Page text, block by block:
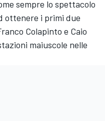
sempre lo spettacolo
ottenere i primi due
Colapinto e Caio
maiuscole nelle